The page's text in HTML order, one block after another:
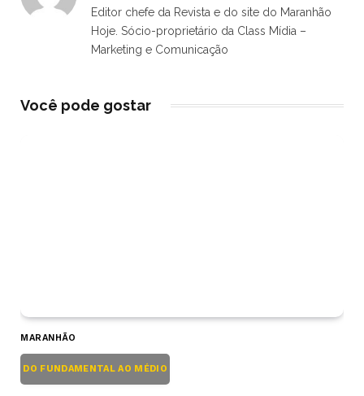
Editor chefe da Revista e do site do Maranhão
Hoje. Sócio-proprietário da Class Mídia –
Marketing e Comunicação
Você pode gostar
MARANHÃO
DO FUNDAMENTAL AO MÉDIO